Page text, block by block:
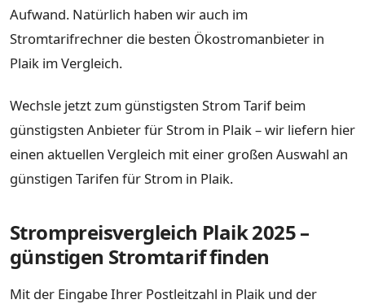
Aufwand. Natürlich haben wir auch im
Stromtarifrechner die besten Ökostromanbieter in
Plaik im Vergleich.
Wechsle jetzt zum günstigsten Strom Tarif beim
günstigsten Anbieter für Strom in Plaik – wir liefern hier
einen aktuellen Vergleich mit einer großen Auswahl an
günstigen Tarifen für Strom in Plaik.
Strompreisvergleich Plaik 2025 –
günstigen Stromtarif finden
Mit der Eingabe Ihrer Postleitzahl in Plaik und der